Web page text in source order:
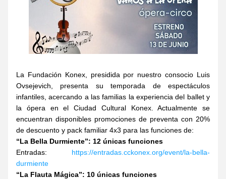
La Fundación Konex, presidida por nuestro consocio Luis
Ovsejevich, presenta su temporada de espectáculos
infantiles, acercando a las familias la experiencia del ballet y
la ópera en el Ciudad Cultural Konex. Actualmente se
encuentran disponibles promociones de preventa con 20%
de descuento y pack familiar 4x3 para las funciones de:
“La Bella Durmiente”: 12 únicas funciones
Entradas: https://entradas.cckonex.org/event/la-bella-
durmiente
“La Flauta Mágica”: 10 únicas funciones